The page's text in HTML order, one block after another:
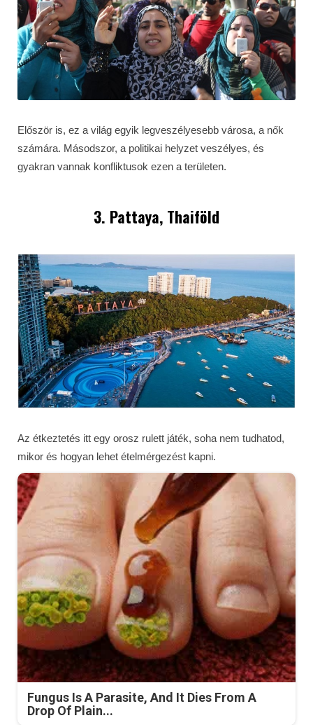
Először is, ez a világ egyik legveszélyesebb városa, a nők
számára. Másodszor, a politikai helyzet veszélyes, és
gyakran vannak konfliktusok ezen a területen.
3. Pattaya, Thaiföld
Az étkeztetés itt egy orosz rulett játék, soha nem tudhatod,
mikor és hogyan lehet ételmérgezést kapni.
Fungus Is A Parasite, And It Dies From A
Drop Of Plain...